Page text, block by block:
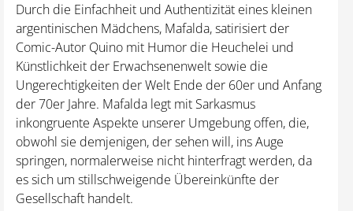
Durch die Einfachheit und Authentizität eines kleinen
argentinischen Mädchens, Mafalda, satirisiert der
Comic-Autor Quino mit Humor die Heuchelei und
Künstlichkeit der Erwachsenenwelt sowie die
Ungerechtigkeiten der Welt Ende der 60er und Anfang
der 70er Jahre. Mafalda legt mit Sarkasmus
inkongruente Aspekte unserer Umgebung offen, die,
obwohl sie demjenigen, der sehen will, ins Auge
springen, normalerweise nicht hinterfragt werden, da
es sich um stillschweigende Übereinkünfte der
Gesellschaft handelt.